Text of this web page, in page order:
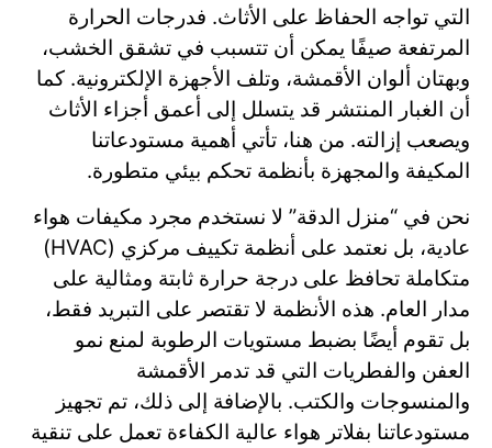
التي تواجه الحفاظ على الأثاث. فدرجات الحرارة
المرتفعة صيفًا يمكن أن تتسبب في تشقق الخشب،
وبهتان ألوان الأقمشة، وتلف الأجهزة الإلكترونية. كما
أن الغبار المنتشر قد يتسلل إلى أعمق أجزاء الأثاث
ويصعب إزالته. من هنا، تأتي أهمية مستودعاتنا
المكيفة والمجهزة بأنظمة تحكم بيئي متطورة.
نحن في “منزل الدقة” لا نستخدم مجرد مكيفات هواء
عادية، بل نعتمد على أنظمة تكييف مركزي (HVAC)
متكاملة تحافظ على درجة حرارة ثابتة ومثالية على
مدار العام. هذه الأنظمة لا تقتصر على التبريد فقط،
بل تقوم أيضًا بضبط مستويات الرطوبة لمنع نمو
العفن والفطريات التي قد تدمر الأقمشة
والمنسوجات والكتب. بالإضافة إلى ذلك، تم تجهيز
مستودعاتنا بفلاتر هواء عالية الكفاءة تعمل على تنقية